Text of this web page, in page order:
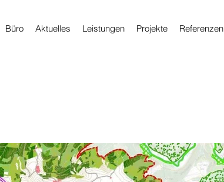
Büro Aktuelles Leistungen Projekte Referenzen